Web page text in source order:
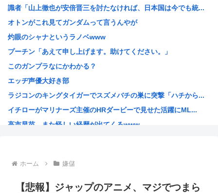
これどういうこと？池袋暴走事故の捜査陣営、飯塚幸三受刑者...
【悲報】 中国、橋の欄干が強風一発で粉々に 鉄筋ゼロ 当...
【画像】Hすぎるヒッチハイカー、見つかる
【くら寿司】アイドル「閉店間際、ネタの量バグ」←こんなこ...
【画像】SOD女子社員の休日デート、撮られるｗｗｗ
中国「大洪水！」三峡ダム「9門開放！（全力放流」中国都市...
高市総理「物価上昇を上回る賃上げを日本に定着させる」 →...
38歳格闘家さん「批判覚悟で言います。10代の彼女と結婚...
識者「山上徹也が安倍晋三を討たなければ、日本国は今でも統...
オトンがこれ見てガンダムって言うんやが
灼眼のシャナというラノベwww
プーチン「あえて申し上げます。助けてください。」
このガンプラなにかわかる？
エッヂ声優大好き部
ラジコンのキングタイガーでスズメバチの巣に突撃「ハチから...
イチローがマリナーズ主催のHRダービーで見せた活躍にML...
高市早苗、また怪しい経歴が出てくるwww
デスノートの魅上照がめっちゃ好きなんだが
韓国人「最近の日本アニメ業界の勢力図を変えたと言われる作...
ホーム 嫌儲
【悲報】ジャップのアニメ、マジでつまら